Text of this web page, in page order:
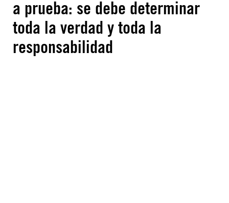
a prueba: se debe determinar
toda la verdad y toda la
responsabilidad